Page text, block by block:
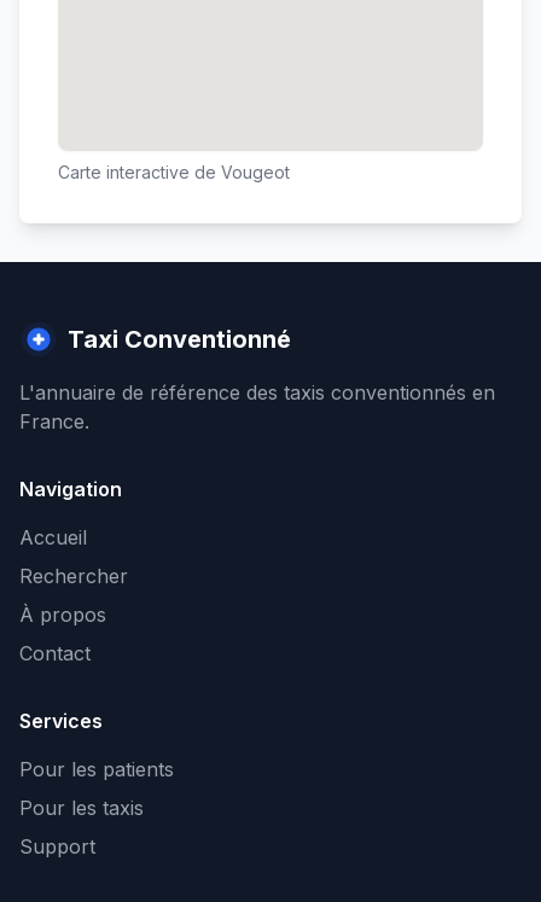
Carte interactive de Vougeot
Taxi Conventionné
L'annuaire de référence des taxis conventionnés en
France.
Navigation
Accueil
Rechercher
À propos
Contact
Services
Pour les patients
Pour les taxis
Support